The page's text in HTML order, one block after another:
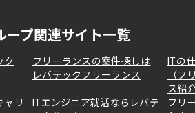
ープ関連サイト一覧
ク
フリーランスの案件探しは
レバテックフリーランス
ITの
（フ
ス紹
ャリ
ITエンジニア就活ならレバテ
フリ